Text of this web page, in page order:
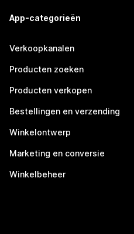
App-categorieën
Verkoopkanalen
Producten zoeken
Producten verkopen
Bestellingen en verzending
Winkelontwerp
Marketing en conversie
Winkelbeheer